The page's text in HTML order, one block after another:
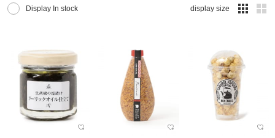
Display In stock display size